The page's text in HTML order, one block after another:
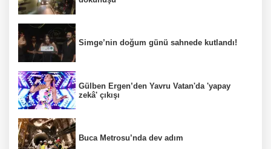
Simge’nin doğum günü sahnede kutlandı!
Gülben Ergen’den Yavru Vatan'da 'yapay
zekâ' çıkışı
Buca Metrosu’nda dev adım